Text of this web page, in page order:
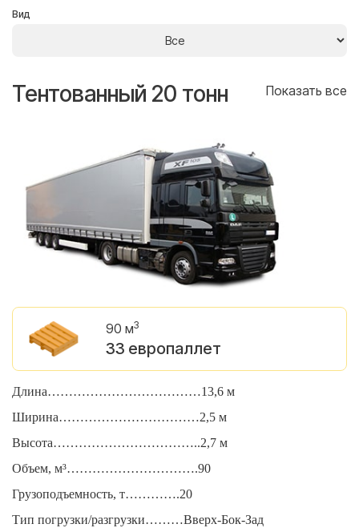
Вид
Тентованный 20 тонн Показать все
90 м3
33 европаллет
Длина………………………………13,6 м
Ширина……………………………2,5 м
Высота……………………………..2,7 м
Объем, м³………………………….90
Грузоподъемность, т………….20
Тип погрузки/разгрузки………Вверх-Бок-Зад